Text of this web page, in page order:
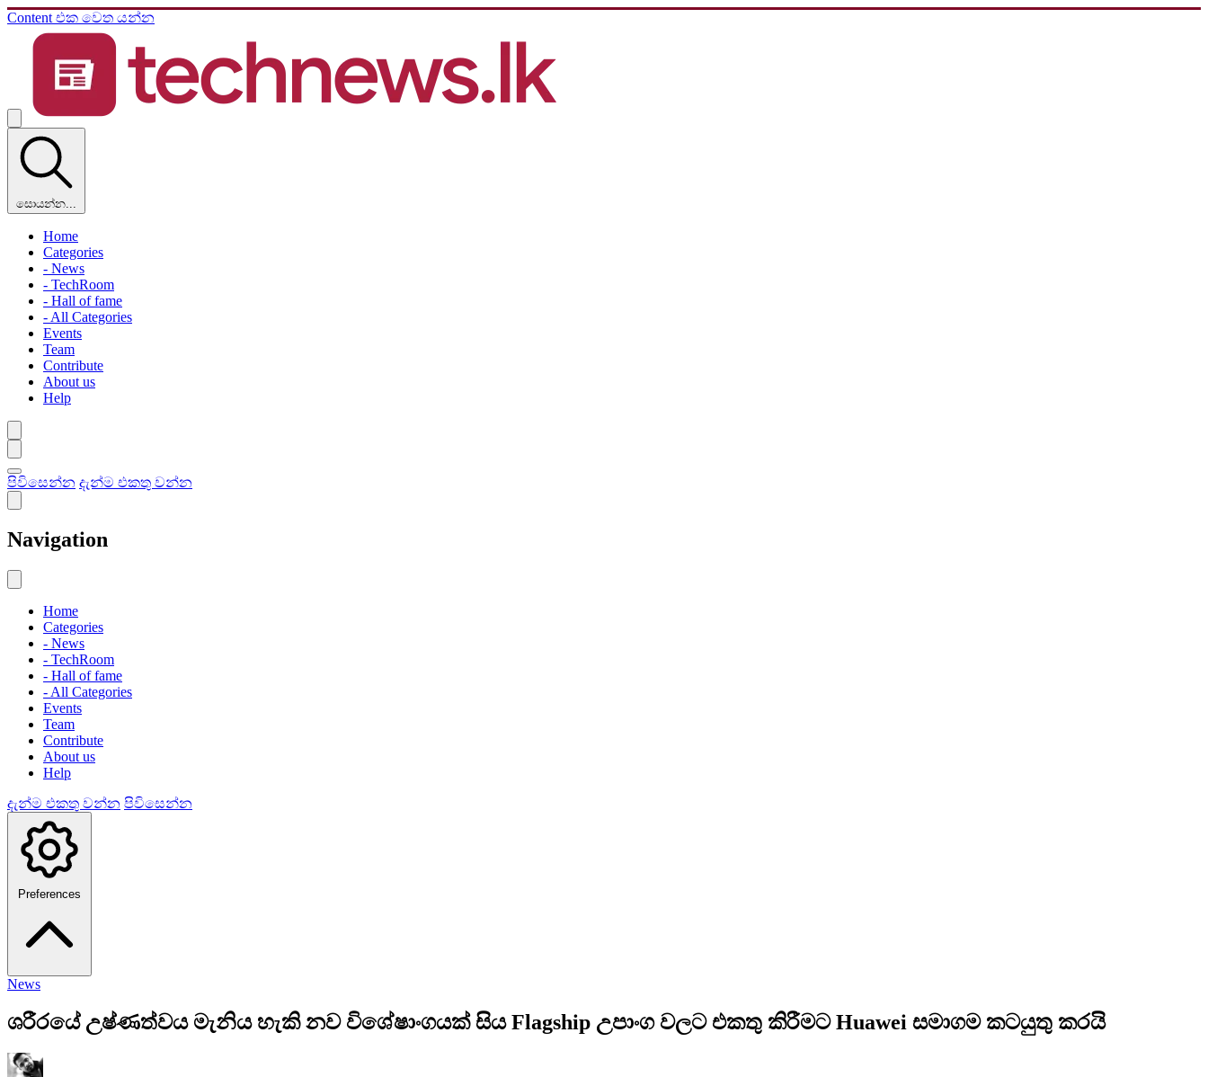
Content එක වෙත යන්න
සොයන්න...
Home
Categories
- News
- TechRoom
- Hall of fame
- All Categories
Events
Team
Contribute
About us
Help
පිවිසෙන්න දැන්ම එකතු වන්න
Navigation
Home
Categories
- News
- TechRoom
- Hall of fame
- All Categories
Events
Team
Contribute
About us
Help
දැන්ම එකතු වන්න පිවිසෙන්න
Preferences
News
ශරීරයේ උෂ්ණත්වය මැනිය හැකි නව විශේෂාංගයක් සිය Flagship උපාංග වලට එකතු කිරීමට Huawei සමාගම කටයුතු කරයි